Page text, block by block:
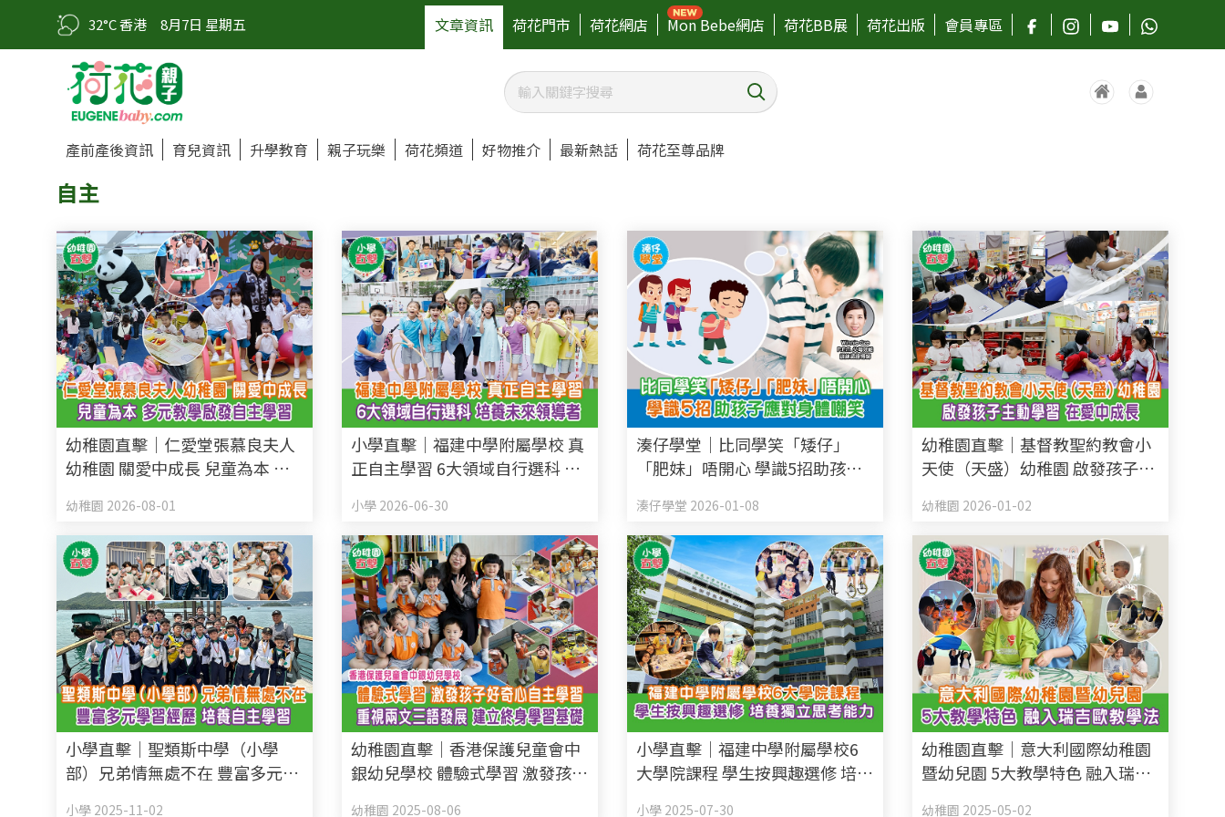
32°C 香港 8月7日 星期五 文章資訊 荷花門市 荷花網店 Mon Bebe網店 荷花BB展 荷花出版 會員專區
產前產後資訊 育兒資訊 升學教育 親子玩樂 荷花頻道 好物推介 最新熱話 荷花至尊品牌
自主
幼稚園直擊｜仁愛堂張慕良夫人
幼稚園 關愛中成長 兒童為本 多
幼稚園 2026-08-01
小學直擊｜福建中學附屬學校 真
正自主學習 6大領域自行選科 培
小學 2026-06-30
湊仔學堂｜比同學笑「矮仔」
「肥妹」唔開心 學識5招助孩子
湊仔學堂 2026-01-08
幼稚園直擊｜基督教聖約教會小
天使（天盛）幼稚園 啟發孩子主
幼稚園 2026-01-02
小學直擊｜聖類斯中學（小學
部）兄弟情無處不在 豐富多元學
小學 2025-11-02
幼稚園直擊｜香港保護兒童會中
銀幼兒學校 體驗式學習 激發孩子
幼稚園 2025-08-06
小學直擊｜福建中學附屬學校6
大學院課程 學生按興趣選修 培養
小學 2025-07-30
幼稚園直擊｜意大利國際幼稚園
暨幼兒園 5大教學特色 融入瑞吉
幼稚園 2025-05-02